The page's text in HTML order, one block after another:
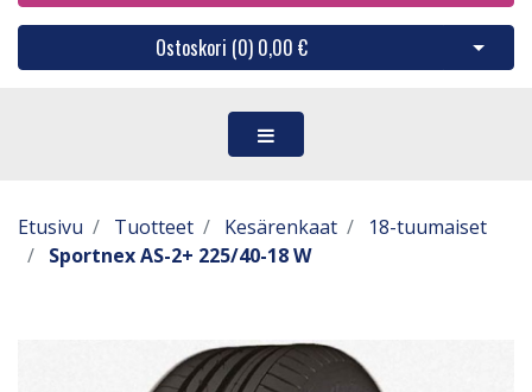
Ostoskori (0) 0,00 € Avaa
Etusivu Tuotteet Kesärenkaat
18-tuumaiset
Sportnex AS-2+ 225/40-18 W